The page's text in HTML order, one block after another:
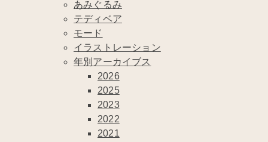
あみぐるみ
テディベア
モード
イラストレーション
年別アーカイブス
2026
2025
2023
2022
2021